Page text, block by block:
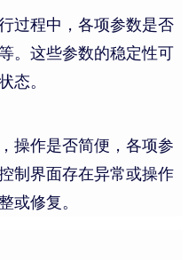
过程中，各项参数是否
。这些参数的稳定性可
态。
操作是否简便，各项参
制界面存在异常或操作
或修复。